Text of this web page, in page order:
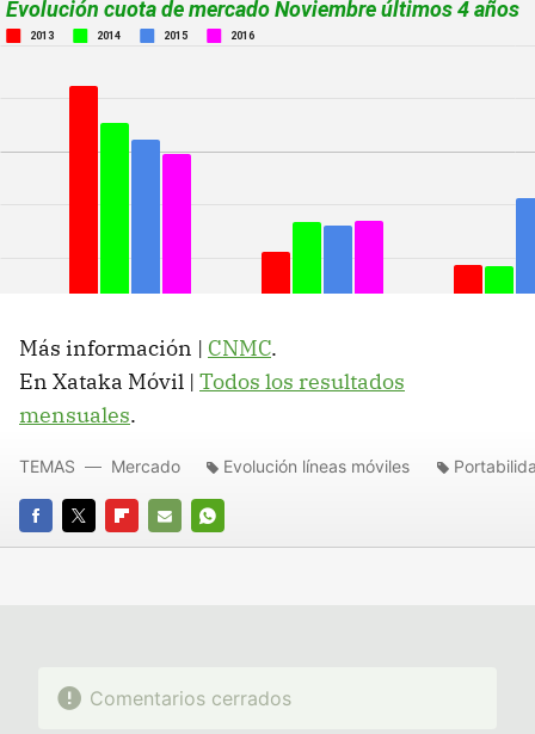
Más información | CNMC.
En Xataka Móvil | Todos los resultados
mensuales.
FACEBOOK
TWITTERFLIPBOARD
E-
WHATSAPP
TEMAS Mercado Evolución líneas móviles
Comentarios cerrados